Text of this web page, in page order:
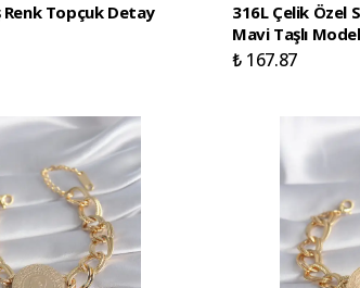
Renk Topçuk Detay
316L Çelik Özel
Mavi Taşlı
₺ 167.87